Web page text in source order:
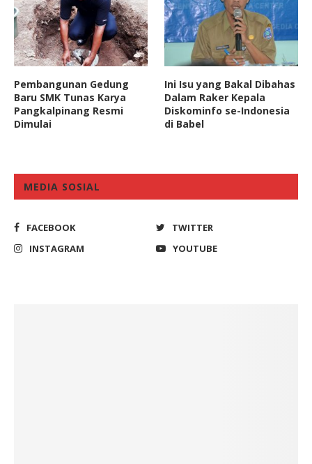
Pembangunan Gedung
Baru SMK Tunas Karya
Pangkalpinang Resmi
Dimulai
Ini Isu yang Bakal Dibahas
Dalam Raker Kepala
Diskominfo se-Indonesia
di Babel
MEDIA SOSIAL
FACEBOOK
TWITTER
INSTAGRAM
YOUTUBE